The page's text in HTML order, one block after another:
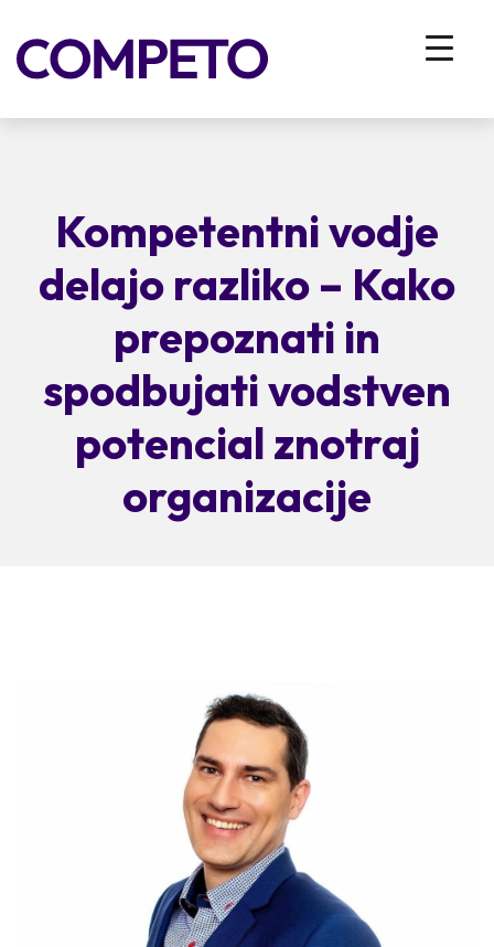
Kompetentni vodje
delajo razliko – Kako
prepoznati in
spodbujati vodstven
potencial znotraj
organizacije